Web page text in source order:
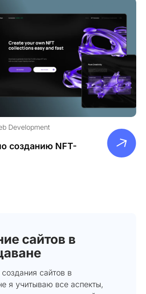
Development
созданию NFT-
сайтов в
сайтов в
я учитываю все аспекты,